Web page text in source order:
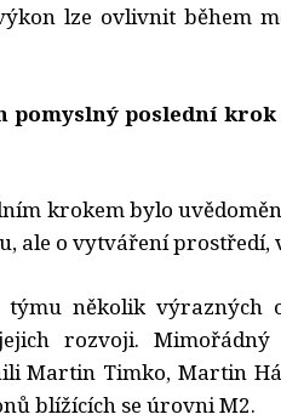
lze ovlivnit během
pomyslný poslední
krokem bylo
ale o vytváření prostředí,
několik výrazných
rozvoji. Mimořádný
Martin Timko, Martin
blížících se úrovni M2.